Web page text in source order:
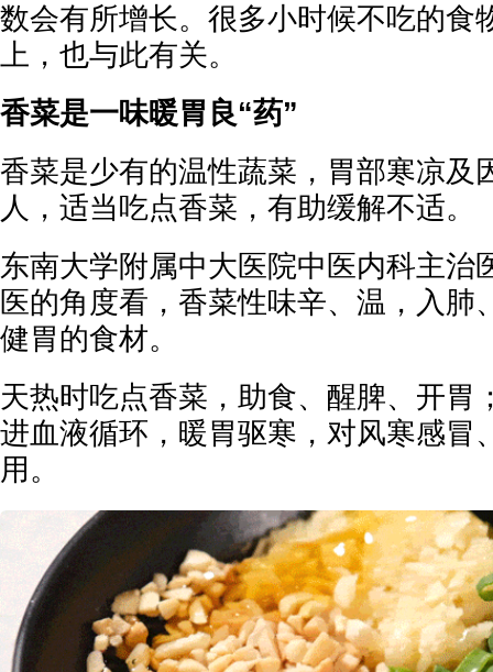
数会有所增长。很多小时候不吃的食
上，也与此有关。
香菜是一味暖胃良“药”
香菜是少有的温性蔬菜，胃部寒凉及
人，适当吃点香菜，有助缓解不适。
东南大学附属中大医院中医内科主治
医的角度看，香菜性味辛、温，入肺
健胃的食材。
天热时吃点香菜，助食、醒脾、开胃
进血液循环，暖胃驱寒，对风寒感冒
用。